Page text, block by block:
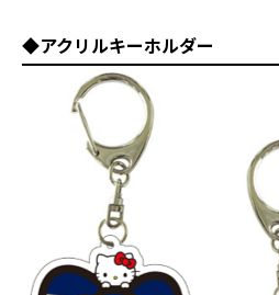
◆アクリルキーホルダー